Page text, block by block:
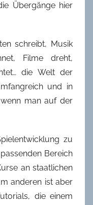
Übergänge hier
schreibt, Musik
Filme dreht,
die Welt der
und in
man auf der
zu
Bereich
an staatlichen
anderen ist aber
die einem